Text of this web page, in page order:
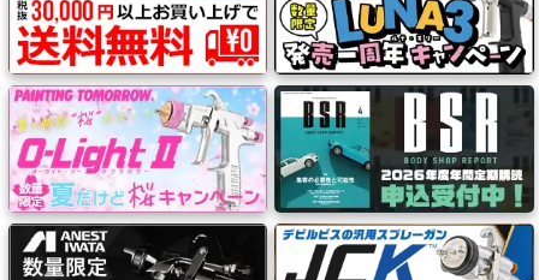
ー・
研
磨
用
具・
研
磨
布
紙